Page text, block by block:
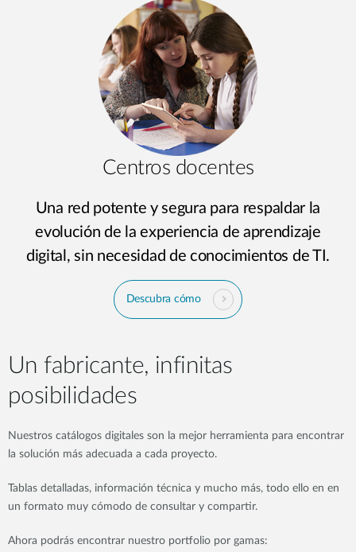
Centros docentes
Una red potente y segura para respaldar la
evolución de la experiencia de aprendizaje
digital, sin necesidad de conocimientos de TI.
Descubra cómo
Un fabricante, infinitas
posibilidades
Nuestros catálogos digitales son la mejor herramienta para encontrar
la solución más adecuada a cada proyecto.
Tablas detalladas, información técnica y mucho más, todo ello en en
un formato muy cómodo de consultar y compartir.
Ahora podrás encontrar nuestro portfolio por gamas: